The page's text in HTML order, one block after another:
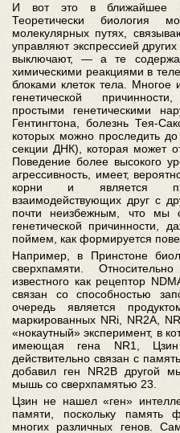
И вот это в ближайшее
Теоретически биология
молекулярных путях,
управляют экспрессией
выключают, — а те
химическими реакциями в
блоками клеток тела. Многое
генетической
простыми генетическими
Гентингтона, болезнь Тея-
которых можно проследить
секции ДНК), которая может
Поведение более высокого
агрессивность, имеет,
корни и является
взаимодействующих друг с
почти неизбежным, что мы
генетической причинности,
поймем, как формируется
Например, в Принстоне
сверхпамяти.
известного как рецептор
связан со способностью
очередь является
маркированных NRi, NR2A,
«нокаутный» эксперимент, в
имеющая гена NR1,
действительно связан с
добавил ген NR2B другой
мышь со сверхпамятью 23.
Цзин не нашел «ген»
памяти, поскольку память
многих различных генов.